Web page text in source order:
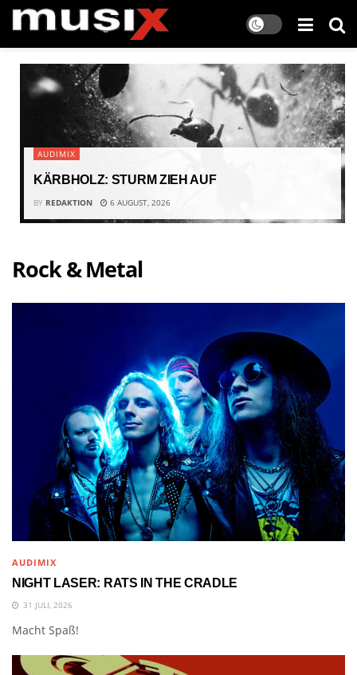
AUDIMIX
KÄRBHOLZ: STURM ZIEH AUF
BY REDAKTION 6 AUGUST, 2026
Rock & Metal
AUDIMIX
NIGHT LASER: RATS IN THE CRADLE
31 JULI, 2026
Macht Spaß!